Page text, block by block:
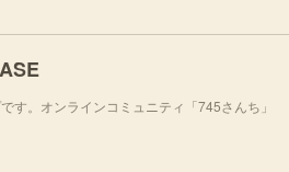
す。オンラインコミュニティ「745さんち」